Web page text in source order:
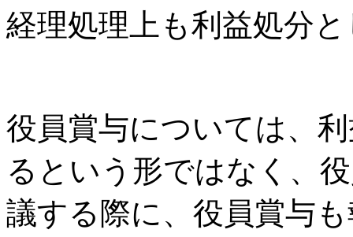
経理処理上も利益処分
役員賞与については、
るという形ではなく、
議する際に、役員賞与